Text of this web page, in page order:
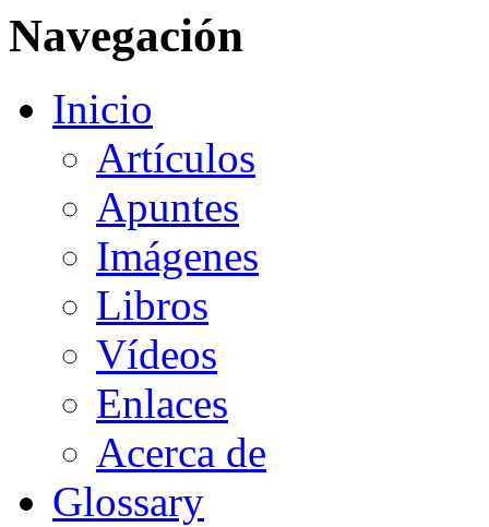
Navegación
Inicio
Artículos
Apuntes
Imágenes
Libros
Vídeos
Enlaces
Acerca de
Glossary